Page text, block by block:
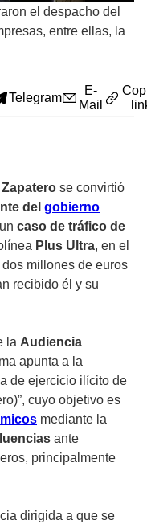
el despacho del
entre ellas, la
Telegram
E-
Mail
se convirtió
del gobierno
caso de tráfico de
Plus Ultra, en el
millones de euros
recibido él y su
la Audiencia
apunta a la
de ejercicio ilícito de
cuyo objetivo es
mediante la
ante
principalmente
dirigida a que se